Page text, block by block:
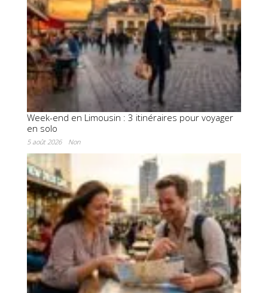
Week-end en Limousin : 3 itinéraires pour voyager
en solo
5 août 2026 Non